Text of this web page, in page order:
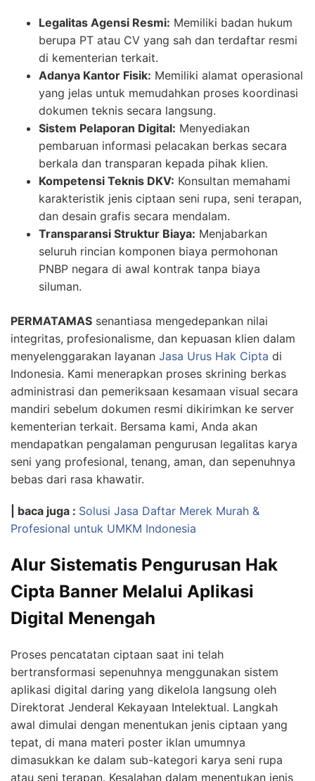
Legalitas Agensi Resmi: Memiliki badan hukum
berupa PT atau CV yang sah dan terdaftar resmi
di kementerian terkait.
Adanya Kantor Fisik: Memiliki alamat operasional
yang jelas untuk memudahkan proses koordinasi
dokumen teknis secara langsung.
Sistem Pelaporan Digital: Menyediakan
pembaruan informasi pelacakan berkas secara
berkala dan transparan kepada pihak klien.
Kompetensi Teknis DKV: Konsultan memahami
karakteristik jenis ciptaan seni rupa, seni terapan,
dan desain grafis secara mendalam.
Transparansi Struktur Biaya: Menjabarkan
seluruh rincian komponen biaya permohonan
PNBP negara di awal kontrak tanpa biaya
siluman.
PERMATAMAS senantiasa mengedepankan nilai
integritas, profesionalisme, dan kepuasan klien dalam
menyelenggarakan layanan Jasa Urus Hak Cipta di
Indonesia. Kami menerapkan proses skrining berkas
administrasi dan pemeriksaan kesamaan visual secara
mandiri sebelum dokumen resmi dikirimkan ke server
kementerian terkait. Bersama kami, Anda akan
mendapatkan pengalaman pengurusan legalitas karya
seni yang profesional, tenang, aman, dan sepenuhnya
bebas dari rasa khawatir.
| baca juga : Solusi Jasa Daftar Merek Murah &
Profesional untuk UMKM Indonesia
Alur Sistematis Pengurusan Hak
Cipta Banner Melalui Aplikasi
Digital Menengah
Proses pencatatan ciptaan saat ini telah
bertransformasi sepenuhnya menggunakan sistem
aplikasi digital daring yang dikelola langsung oleh
Direktorat Jenderal Kekayaan Intelektual. Langkah
awal dimulai dengan menentukan jenis ciptaan yang
tepat, di mana materi poster iklan umumnya
dimasukkan ke dalam sub-kategori karya seni rupa
atau seni terapan. Kesalahan dalam menentukan jenis